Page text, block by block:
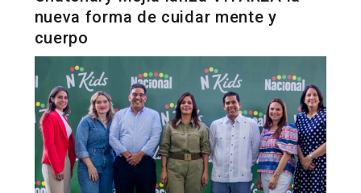
nueva forma de cuidar mente y
cuerpo